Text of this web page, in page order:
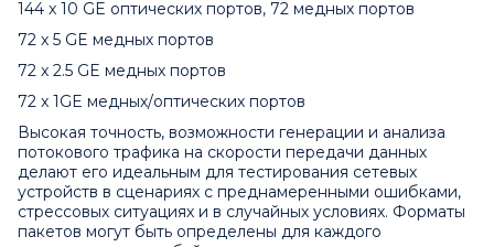
144 x 10 GE оптических портов, 72 медных портов
72 x 5 GE медных портов
72 x 2.5 GE медных портов
72 x 1GE медных/оптических портов
Высокая точность, возможности генерации и анализа
потокового трафика на скорости передачи данных
делают его идеальным для тестирования сетевых
устройств в сценариях с преднамеренными ошибками,
стрессовых ситуациях и в случайных условиях. Форматы
пакетов могут быть определены для каждого